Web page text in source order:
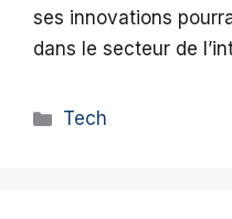
ses innovations
dans le secteur de
Catégories
Tech